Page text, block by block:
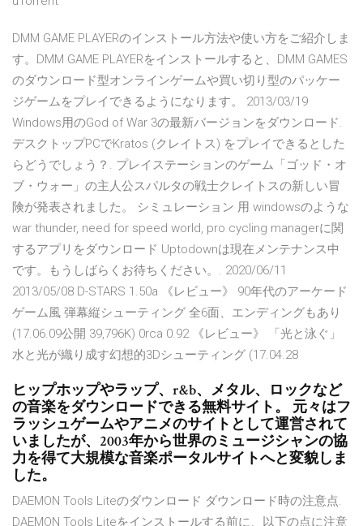
DMM GAME PLAYERのインストール方法や使い方をご紹介しま
す。DMM GAME PLAYERをインストールすると、DMM GAMES
のダウンロード型オンラインゲームや買い切り型のパッケー
ジゲームをプレイできるようになります。 2013/03/19
Windows用のGod of War 3の最新バージョンをダウンロード.
デスクトップPCでKratos (クレイトス) をプレイできるとした
らどうでしょう？. プレイステーションのゲーム「ゴッド・オ
ブ・ウォー」の主人公スパルタの戦士クレイトスの新しい冒
険が発表されました。 シミュレーション 用 windowsのような
war thunder, need for speed world, pro cycling managerに関
するアプリをダウンロード Uptodownは現在メンテナンス中
です。もうしばらくお待ちください。. 2020/06/11
2013/05/08 D-STARS 1.50a 《レビュー》 90年代のアーケード
ゲーム風 弾幕縦シューティング 全6面、エンディングもあり
(17.06.09公開 39,796K) 0rca 0.92 《レビュー》 「光と泳ぐ」
水と光が織り成す幻想的3Dシューティング (17.04.28
ヒップホップやラップ、r&b、メタル、ロックなど
の音楽をダウンロードできる無料サイト。 元々はフ
ラッシュゲームやアニメのサイトとして運営されて
いましたが、2003年から世界のミュージシャンの協
力を得て大規模な音楽ポータルサイトへと変貌しま
した。
DAEMON Tools Liteのダウンロード ダウンロード時の注意点.
DAEMON Tools Liteをインストールする前に、以下の点に注意